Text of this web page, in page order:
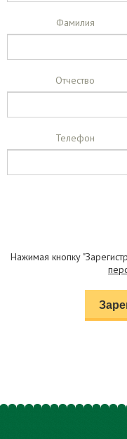
Фамилия
Отчество
Телефон
Нажимая кнопку